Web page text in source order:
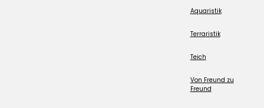
Aquaristik
Terraristik
Teich
Von Freund zu
Freund